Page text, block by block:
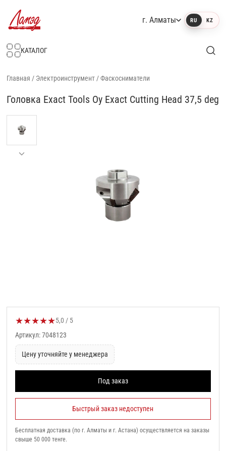
г. Алматы RU KZ
КАТАЛОГ
Главная / Электроинструмент /Фаскосниматели
Головка Exact Tools Oy Exact Cutting Head 37,5 deg
★★★★★Оценка товара:
5,0 / 5
Артикул: 7048123
Цену уточняйте у менеджера
Под заказ
Быстрый заказ недоступен
Бесплатная доставка (по г. Алматы и г. Астана) осуществляется на заказы
свыше 50 000 тенге.